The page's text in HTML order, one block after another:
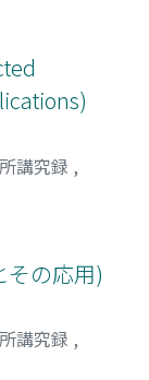
講究録 ,
その応用)
講究録 ,